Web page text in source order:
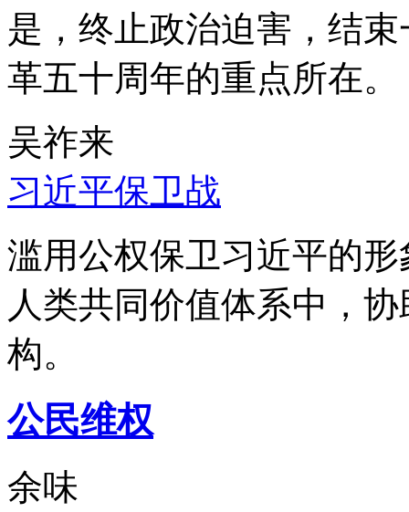
是，终止政治迫害，结
革五十周年的重点所在。
吴祚来
习近平保卫战
滥用公权保卫习近平的
人类共同价值体系中，
构。
公民维权
余味